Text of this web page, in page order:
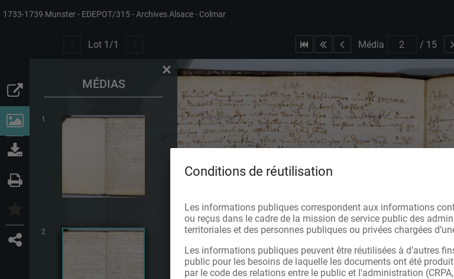
1733-1739 Munster EDEPOT/315 Archives Alsace - Colmar
Lot 1 /1 Média / 15
MÉDIAS
×
1
2
Conditions de réutilisation
Les informations publiques correspondent aux informations
ou reçus dans le cadre de la mission de service public des
territoriales et des personnes publiques ou privées chargées
Les informations publiques peuvent être réutilisées à d’autres
public pour les besoins de laquelle les documents ont été
par le code des relations entre le public et l'administration